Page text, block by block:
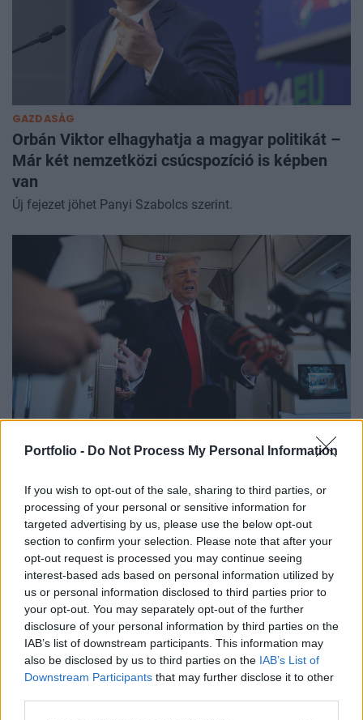
Portfolio - Do Not Process My Personal Information
If you wish to opt-out of the sale, sharing to third parties, or
processing of your personal or sensitive information for
targeted advertising by us, please use the below opt-out
section to confirm your selection. Please note that after your
opt-out request is processed you may continue seeing
interest-based ads based on personal information utilized by
us or personal information disclosed to third parties prior to
your opt-out. You may separately opt-out of the further
disclosure of your personal information by third parties on the
IAB’s list of downstream participants. This information may
also be disclosed by us to third parties on the IAB’s List of
Downstream Participants that may further disclose it to other
GAZDASÁG
Orbán Viktor elhagyhatja a magyar politikát –
Már két nemzetközi csúcspozíció is képben
van
Új fejezet jöhet Panyi Szabolcs szerint.
Trump szerint csak "félig-meddig" tárgyalnak
Az elnök a katonai fellépés helyett inkább a gazdasági
nyomást akarja fokozni.